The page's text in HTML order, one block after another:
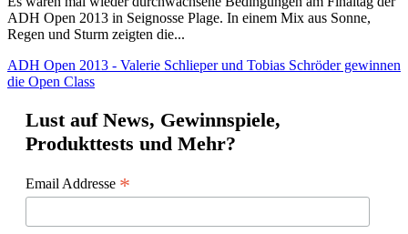
ADH Open 2013 in Seignosse Plage. In einem Mix aus Sonne,
Regen und Sturm zeigten die...
ADH Open 2013 - Valerie Schlieper und Tobias Schröder gewinnen
die Open Class
Lust auf News, Gewinnspiele,
Produkttests und Mehr?
Email Addresse *